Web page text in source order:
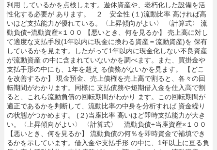
利用 しているかを点検します。遊休資産や、老朽化した設備を活
性化する必要が あります。 ２ 安全性 (１)流動比率 高ければ高
いほど支払能力が優れている。〈上昇傾向がよい〉 〈計算式〉 流
動負債÷流動資産×１００ 【悪いとき、何を見るか】 売上高に対し
て適度な支払手段(1年以内に現金に換わる資産＝流動資産)を 保有
しているかを見ます。したがって1年以内に現金化しない不良資産
が流動資産 の中に含まれていないかを調べます。また、買掛金や
支払手形の中にも、1年を超え る債務がないかを見ます。 【どこ
を改善するか】 現金預金、売上債権を売上高で割ると、各々の回
転期間がわかります。同様に 支払債務や短期借入金を仕入高で割
ると、これら流動負債の回転期間がわかり ます。この回転期間が
適正であるかを判断して、流動比率の中身を分析すれば 資金繰り
の状態がつかめます。 (２)当座比率 高いほど即時支払能力が大き
い。〈上昇傾向がよい〉 〈計算式〉 流動負債÷当座資産×１００
【悪いとき、何を見るか】 流動負債の何％を即時資金で補填でき
るかを示しています。借入金や支払手形 の中に、1年以上に亘る負